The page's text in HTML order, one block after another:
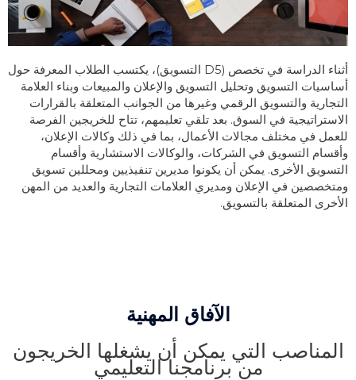
أثناء الدراسة في تخصص (D5 التسويق)، يكتسب الطلاب المعرفة حول
أساسيات التسويق وتحليل التسويق والإعلان والمبيعات وبناء العلامة
التجارية والتسويق الرقمي وغيرها من الجوانب المتعلقة بالقرارات
الاستراتيجية في السوق. بعد تلقي تعليمهم، تتاح للخريجين الفرصة
للعمل في مختلف مجالات الأعمال، بما في ذلك وكالات الإعلان،
وأقسام التسويق في الشركات، والوكالات الاستشارية وأقسام
التسويق الأخرى. يمكن أن يكونوا مديرين تنفيذيين ومحللين تسويق
ومتخصصين في الإعلان ومديري العلامات التجارية والعديد من المهن
الأخرى المتعلقة بالتسويق.
الآفاق المهنية
المناصب التي يمكن أن يشغلها الخريجون
من برنامجنا التعليمي